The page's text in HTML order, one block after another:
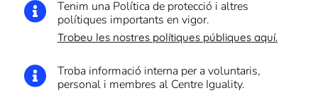

Tenim una Política de protecció i altres
polítiques importants en vigor.
Trobeu les nostres polítiques públiques aquí.

Troba informació interna per a voluntaris,
personal i membres al Centre Iguality.